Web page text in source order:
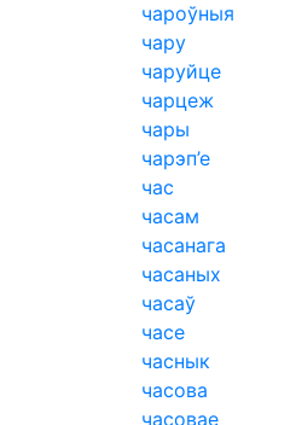
чароўныя
чару
чаруйце
чарцеж
чары
чарэп’е
час
часам
часанага
часаных
часаў
часе
часнык
часова
часовае